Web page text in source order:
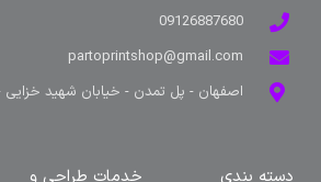
09126887680
partoprintshop@gmail.com
اصفهان - پل تمدن - خیابان شهید